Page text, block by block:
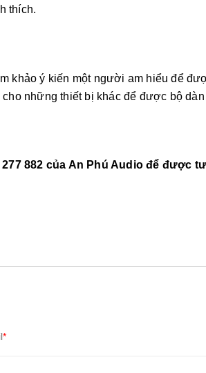
thích.
khảo ý kiến một người am hiểu để
những thiết bị khác để được bộ
882 của An Phú Audio để được
*